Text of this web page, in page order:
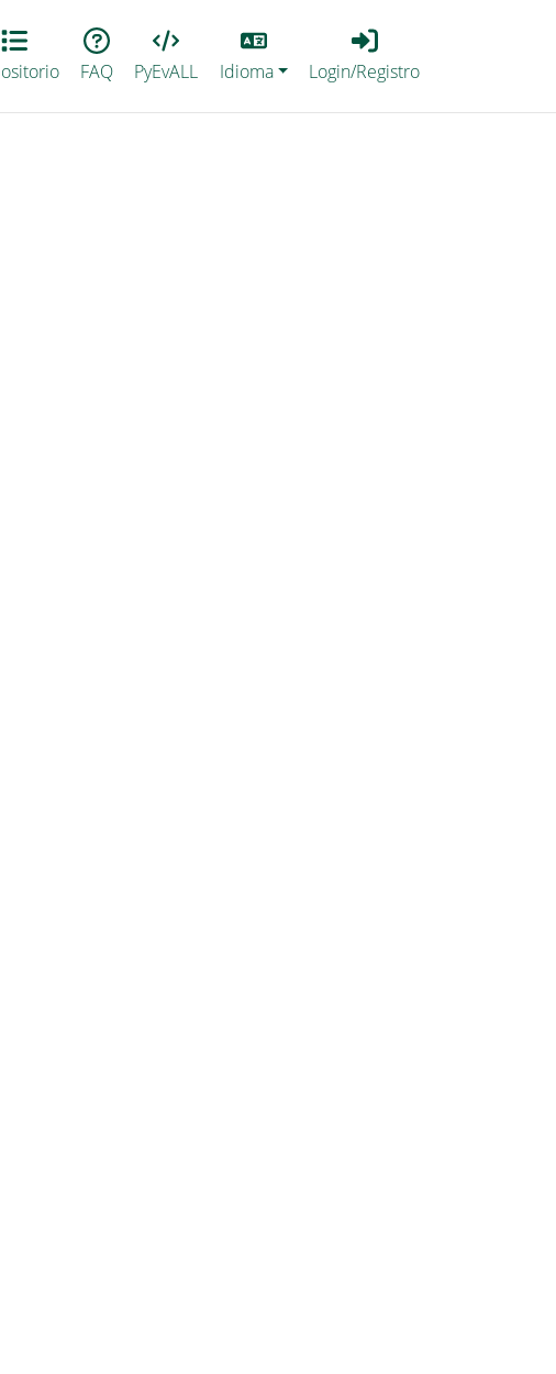
FAQ PyEvALL
Lang
Idioma
Login_Registro
Login/Registro